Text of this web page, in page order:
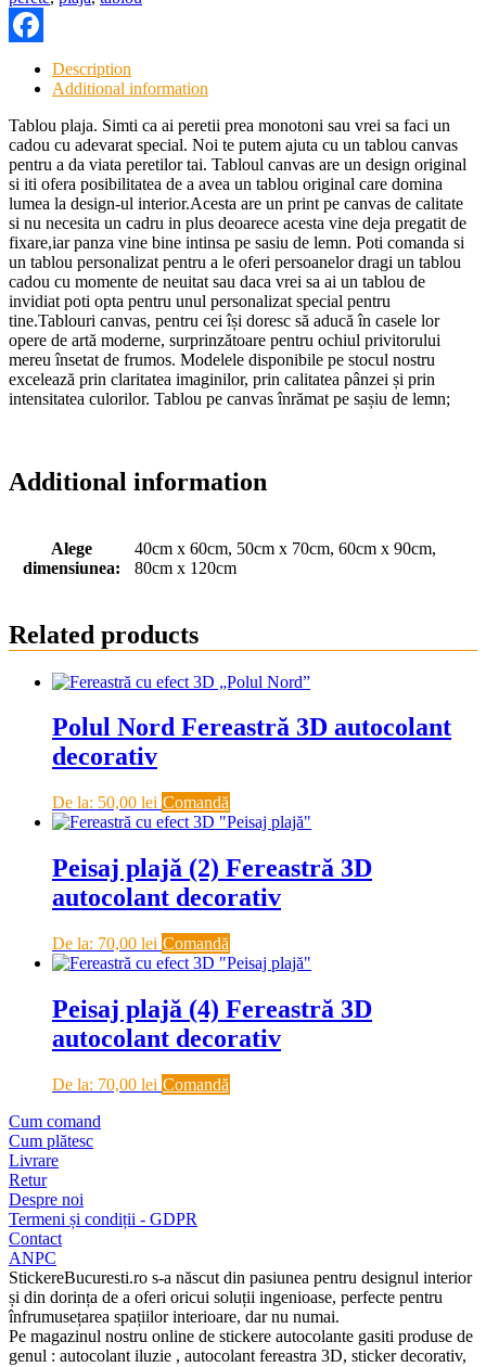
Facebook
Description
Additional information
Tablou plaja. Simti ca ai peretii prea monotoni sau vrei sa faci un
cadou cu adevarat special. Noi te putem ajuta cu un tablou canvas
pentru a da viata peretilor tai. Tabloul canvas are un design original
si iti ofera posibilitatea de a avea un tablou original care domina
lumea la design-ul interior.Acesta are un print pe canvas de calitate
si nu necesita un cadru in plus deoarece acesta vine deja pregatit de
fixare,iar panza vine bine intinsa pe sasiu de lemn. Poti comanda si
un tablou personalizat pentru a le oferi persoanelor dragi un tablou
cadou cu momente de neuitat sau daca vrei sa ai un tablou de
invidiat poti opta pentru unul personalizat special pentru
tine.Tablouri canvas, pentru cei își doresc să aducă în casele lor
opere de artă moderne, surprinzătoare pentru ochiul privitorului
mereu însetat de frumos. Modelele disponibile pe stocul nostru
excelează prin claritatea imaginilor, prin calitatea pânzei și prin
intensitatea culorilor. Tablou pe canvas înrămat pe sașiu de lemn;
Additional information
Alege
dimensiunea:
40cm x 60cm, 50cm x 70cm, 60cm x 90cm,
80cm x 120cm
Related products
Polul Nord Fereastră 3D autocolant
decorativ
De la: 50,00 lei Comandă
Peisaj plajă (2) Fereastră 3D
autocolant decorativ
De la: 70,00 lei Comandă
Peisaj plajă (4) Fereastră 3D
autocolant decorativ
De la: 70,00 lei Comandă
Cum comand
Cum plătesc
Livrare
Retur
Despre noi
Termeni și condiții - GDPR
Contact
ANPC
StickereBucuresti.ro s-a născut din pasiunea pentru designul interior
și din dorința de a oferi oricui soluții ingenioase, perfecte pentru
înfrumusețarea spațiilor interioare, dar nu numai.
Pe magazinul nostru online de stickere autocolante gasiti produse de
genul : autocolant iluzie , autocolant fereastra 3D, sticker decorativ,